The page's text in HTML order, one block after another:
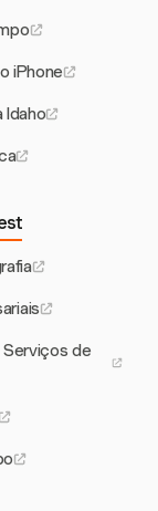
iPhone
Idaho
Serviços de